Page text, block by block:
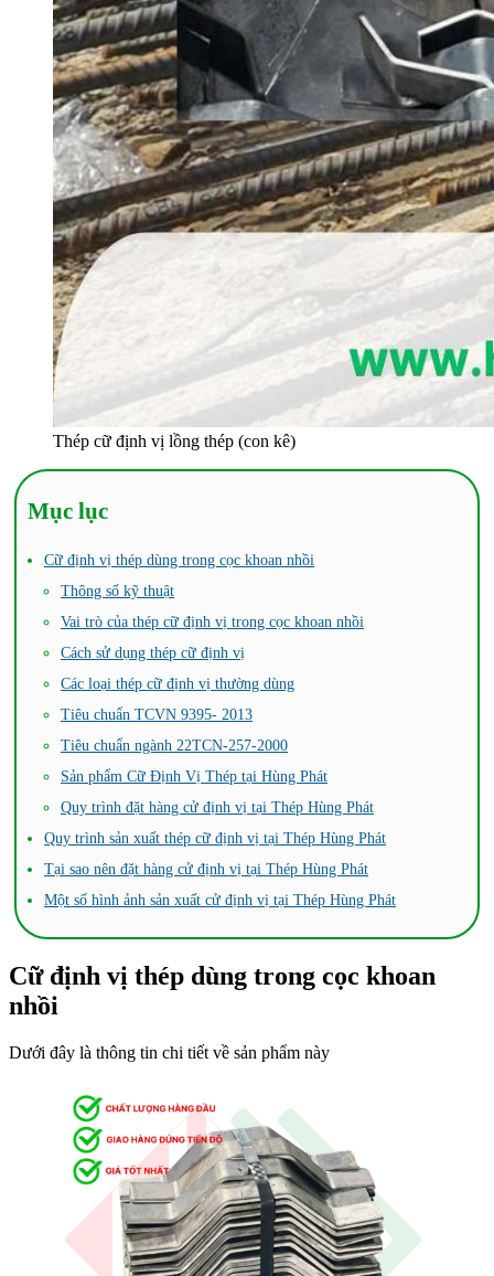
Thép cữ định vị lồng thép (con kê)
Mục lục
Cữ định vị thép dùng trong cọc khoan nhồi
Thông số kỹ thuật
Vai trò của thép cữ định vị trong cọc khoan nhồi
Cách sử dụng thép cữ định vị
Các loại thép cữ định vị thường dùng
Tiêu chuẩn TCVN 9395- 2013
Tiêu chuẩn ngành 22TCN-257-2000
Sản phẩm Cữ Định Vị Thép tại Hùng Phát
Quy trình đặt hàng cử định vị tại Thép Hùng Phát
Quy trình sản xuất thép cữ định vị tại Thép Hùng Phát
Tại sao nên đặt hàng cử định vị tại Thép Hùng Phát
Một số hình ảnh sản xuất cử định vị tại Thép Hùng Phát
Cữ định vị thép dùng trong cọc khoan
nhồi
Dưới đây là thông tin chi tiết về sản phẩm này